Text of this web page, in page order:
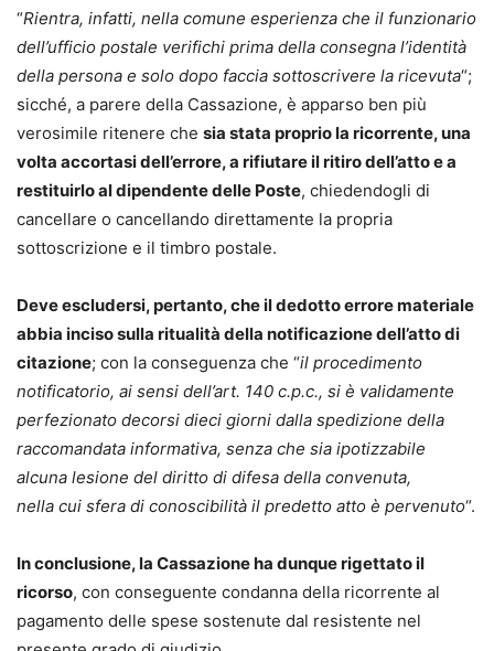
“Rientra, infatti, nella comune esperienza che il funzionario
dell’ufficio postale verifichi prima della consegna l’identità
della persona e solo dopo faccia sottoscrivere la ricevuta“;
sicché, a parere della Cassazione, è apparso ben più
verosimile ritenere che sia stata proprio la ricorrente, una
volta accortasi dell’errore, a rifiutare il ritiro dell’atto e a
restituirlo al dipendente delle Poste, chiedendogli di
cancellare o cancellando direttamente la propria
sottoscrizione e il timbro postale.
Deve escludersi, pertanto, che il dedotto errore materiale
abbia inciso sulla ritualità della notificazione dell’atto di
citazione; con la conseguenza che “il procedimento
notificatorio, ai sensi dell’art. 140 c.p.c., si è validamente
perfezionato decorsi dieci giorni dalla spedizione della
raccomandata informativa, senza che sia ipotizzabile
alcuna lesione del diritto di difesa della convenuta,
nella cui sfera di conoscibilità il predetto atto è pervenuto“.
In conclusione, la Cassazione ha dunque rigettato il
ricorso, con conseguente condanna della ricorrente al
pagamento delle spese sostenute dal resistente nel